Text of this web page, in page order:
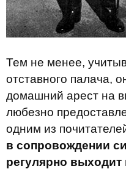
Тем не менее,
отставного палача,
домашний арест на
любезно
одним из
в сопровождении
регулярно выходит